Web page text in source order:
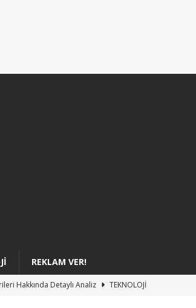
REKLAM VER!
Hakkında Detaylı Analiz
TEKNOLOJI